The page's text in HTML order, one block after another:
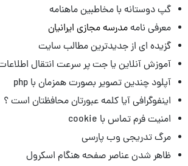
گپ دوستانه با مخاطبین ماهنامه
معرفی نامهمدرسه مجازی ایرانیان
گزیده ای از جدیدترین مطالب سایت
آموزش آنلاین یا جت پر سرعت انتقال
آپلود چندین تصویر بصورت همزمان با php
اینفوگرافی آیا کلمه عبورتان محافظتان است ؟
امنیت فرم تماس با cookie
مرگ تدریجی وب پارسی
ظاهر شدن عناصر صفحه هنگام اسکرول